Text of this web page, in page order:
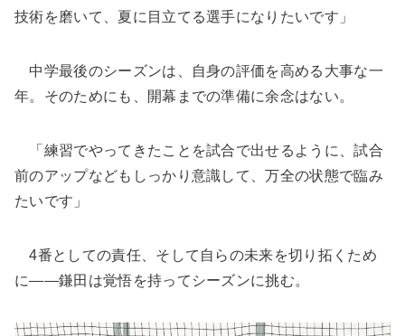
技術を磨いて、夏に目立てる選手になりたいです」
中学最後のシーズンは、自身の評価を高める大事な一
年。そのためにも、開幕までの準備に余念はない。
「練習でやってきたことを試合で出せるように、試合
前のアップなどもしっかり意識して、万全の状態で臨み
たいです」
4番としての責任、そして自らの未来を切り拓くため
に――鎌田は覚悟を持ってシーズンに挑む。